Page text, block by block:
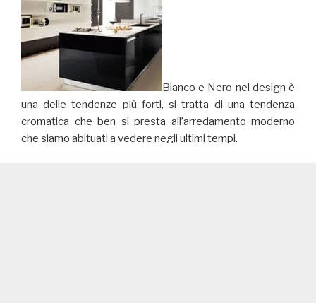
Bianco e Nero nel design è
una delle tendenze più forti, si tratta di una tendenza
cromatica che ben si presta all’arredamento moderno
che siamo abituati a vedere negli ultimi tempi.